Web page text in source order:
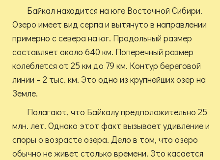
Байкал находится на юге Восточной Сибири.
Озеро имеет вид серпа и вытянуто в направлении
примерно с севера на юг. Продольный размер
составляет около 640 км. Поперечный размер
колеблется от 25 км до 79 км. Контур береговой
линии – 2 тыс. км. Это одно из крупнейших озер на
Земле.
Полагают, что Байкалу предположительно 25
млн. лет. Однако этот факт вызывает удивление и
споры о возрасте озера. Дело в том, что озеро
обычно не живет столько времени. Это касается